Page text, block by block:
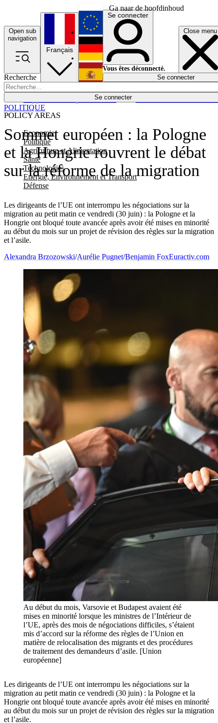
Ga naar de hoofdinhoud
Open sub
navigation
Close menu
Recherche
Se connecter
POLICY AREAS
Economie
Politique
Agriculture et Alimentation
Santé
Technologies
Energie, Environnement et Transport
Défense
Économie
Français
English
Deutsch
Español
Se connecter
Vous êtes déconnecté.
Se connecter
Sommet européen : la Pologne
et la Hongrie rouvrent le débat
sur la réforme de la migration
Les dirigeants de l’UE ont interrompu les négociations sur la
migration au petit matin ce vendredi (30 juin) : la Pologne et la
Hongrie ont bloqué toute avancée après avoir été mises en minorité
au début du mois sur un projet de révision des règles sur la migration
et l’asile.
POLITIQUE
Alexandra Brzozowski/Aurélie Pugnet/Benjamin FoxEuractiv.com
Au début du mois, Varsovie et Budapest avaient été
mises en minorité lorsque les ministres de l’Intérieur de
l’UE, après des mois de négociations difficiles, s’étaient
mis d’accord sur la réforme des règles de l’Union en
matière de relocalisation des migrants et des procédures
de traitement des demandeurs d’asile. [Union
européenne]
Les dirigeants de l’UE ont interrompu les négociations sur la
migration au petit matin ce vendredi (30 juin) : la Pologne et la
Hongrie ont bloqué toute avancée après avoir été mises en minorité
au début du mois sur un projet de révision des règles sur la migration
et l’asile.